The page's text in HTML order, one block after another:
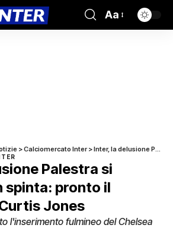
Aa
>Calciomercato Inter>Inter, la delusione Palestra si trasforma in spinta: pronto il rilancio per Curtis Jones
Palestra si
spinta: pronto il
Jones
l'inserimento fulmineo del Chelsea